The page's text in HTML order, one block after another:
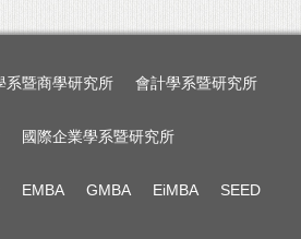
系暨商學研究所 會計學系暨研究所
國際企業學系暨研究所
EMBA GMBA EiMBA SEED